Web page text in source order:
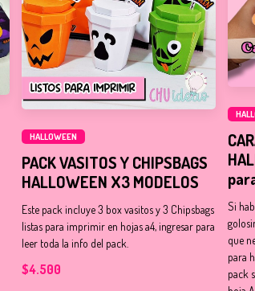
HALLOWEEN
PACK VASITOS Y CHIPSBAGS
HALLOWEEN X3 MODELOS
Este pack incluye 3 box vasitos y 3 Chipsbags
listas para imprimir en hojas a4, ingresar para
leer toda la info del pack.
$4.500
Si
que
para
pack